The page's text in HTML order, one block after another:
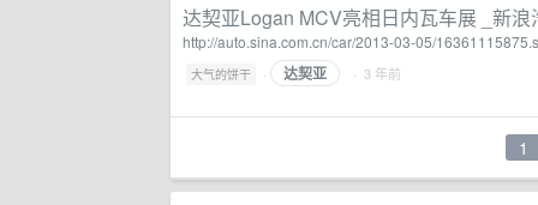
达契亚Logan MCV亮相日内瓦车展 _新浪
http://auto.sina.com.cn/car/2013-03-05/
大气的饼干 · 达契亚 · 3 年前
1